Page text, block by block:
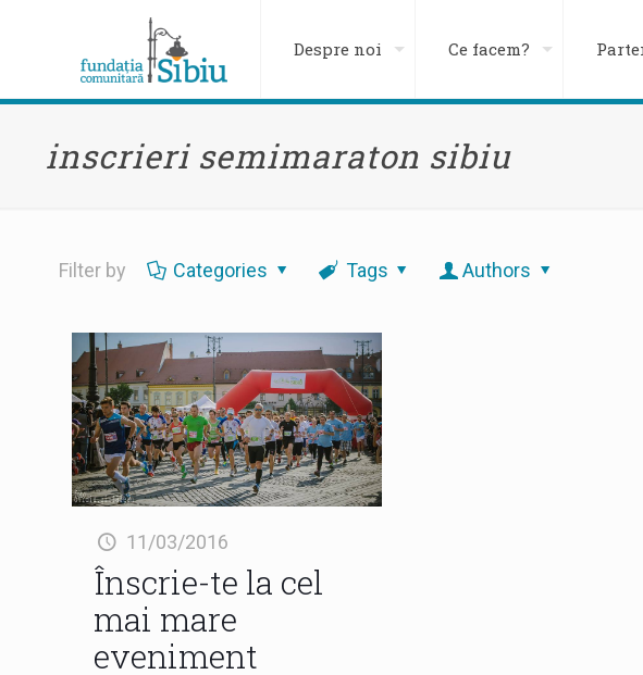
Despre noi Ce facem?
inscrieri semimaraton sibiu
Filter by Categories Tags Authors
11/03/2016
Înscrie-te la cel
mai mare
eveniment